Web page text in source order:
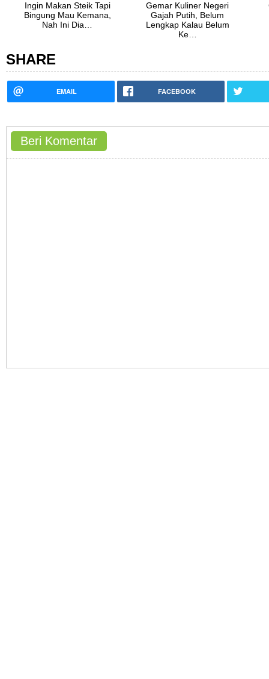
Ingin Makan Steik Tapi
Bingung Mau Kemana,
Nah Ini Dia…
Gemar Kuliner Negeri
Gajah Putih, Belum
Lengkap Kalau Belum
Ke…
SHARE
EMAIL FACEBOOK
Beri Komentar